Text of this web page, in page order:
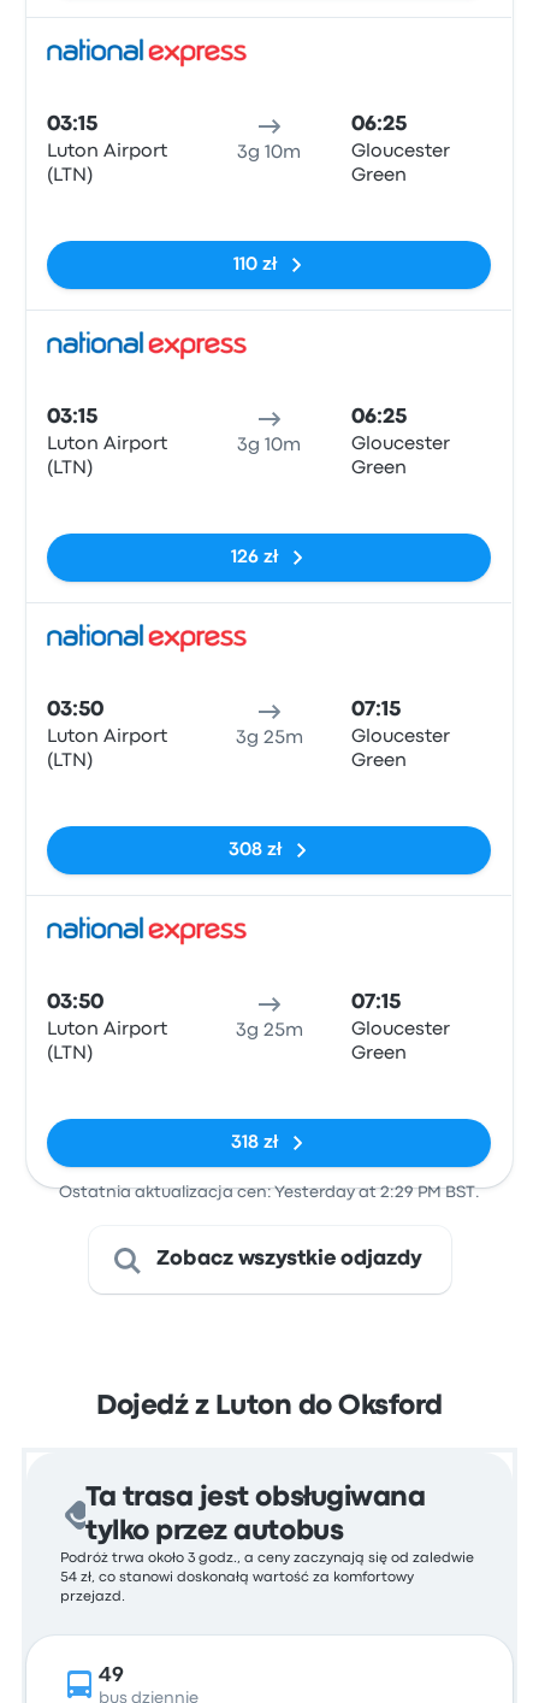
03:15
Luton Airport
(LTN)
3g 10m
06:25
Gloucester
Green
110 zł
03:15
Luton Airport
(LTN)
3g 10m
06:25
Gloucester
Green
126 zł
03:50
Luton Airport
(LTN)
3g 25m
07:15
Gloucester
Green
308 zł
03:50
Luton Airport
(LTN)
3g 25m
07:15
Gloucester
Green
318 zł
Ostatnia aktualizacja cen: Yesterday at 2:29 PM BST.
Zobacz wszystkie odjazdy
Dojedź z Luton do Oksford
Ta trasa jest obsługiwana
tylko przez autobus
Podróż trwa około 3 godz., a ceny zaczynają się od zaledwie
54 zł, co stanowi doskonałą wartość za komfortowy
przejazd.
49
bus dziennie